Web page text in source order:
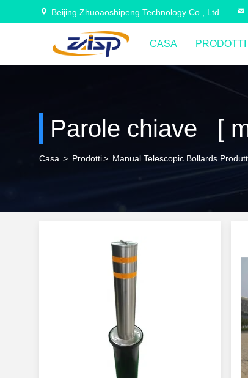
Beijing Zhuoaoshipeng Technology Co., Ltd.
CASA PRODOTTI
Parole chiave [
Casa. > Prodotti> Manual Telescopic Bollards